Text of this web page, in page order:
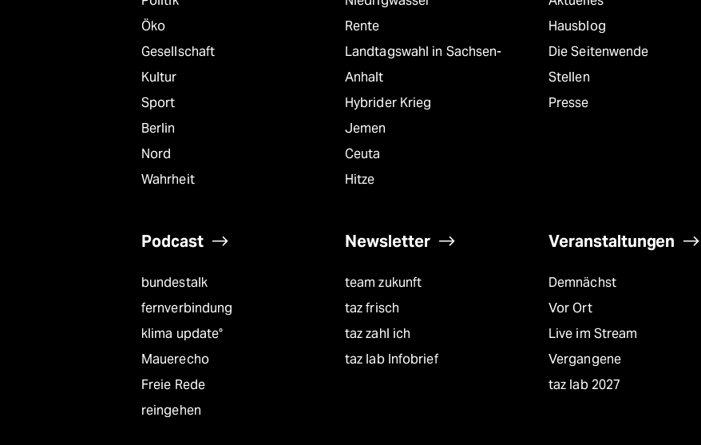
Öko
Gesellschaft
Kultur
Sport
Berlin
Nord
Wahrheit
Rente
Landtagswahl in Sachsen-
Anhalt
Hybrider Krieg
Jemen
Ceuta
Hitze
Hausblog
Die Seitenwende
Stellen
Presse
Podcast
bundestalk
fernverbindung
klima update°
Mauerecho
Freie Rede
reingehen
Newsletter
team zukunft
taz frisch
taz zahl ich
taz lab Infobrief
Veranstaltungen
Demnächst
Vor Ort
Live im Stream
Vergangene
taz lab 2027